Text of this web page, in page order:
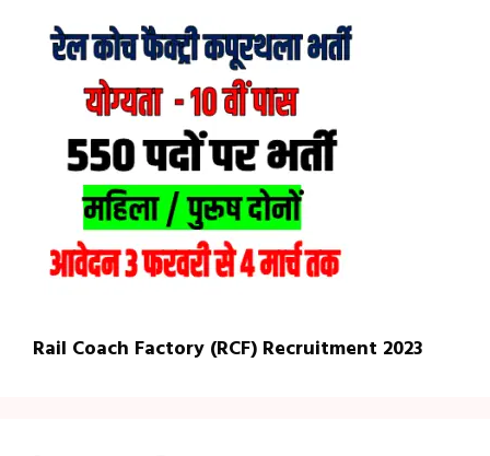
Rail Coach Factory (RCF) Recruitment 2023